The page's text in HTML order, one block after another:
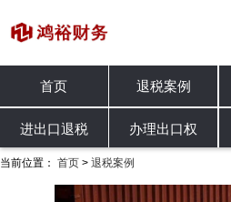
首页
进出口退税
退税案例
办理出口权
进出口退税 退税案例
当前位置： 首页 > 退税案例